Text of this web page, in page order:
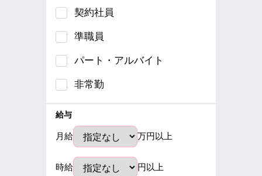
契約社員
準職員
パート・アルバイト
非常勤
給与
月給 万円以上
時給 円以上